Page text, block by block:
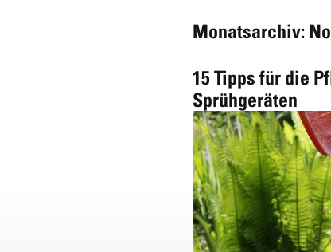
Monatsarchiv:
15 Tipps für die
Sprühgeräten